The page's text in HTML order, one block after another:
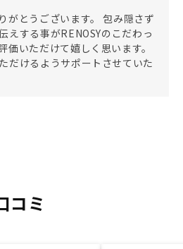
がとうございます。 包み隠さず
えする事がRENOSYのこだわっ
価いただけて嬉しく思います。
だけるようサポートさせていた
コミ